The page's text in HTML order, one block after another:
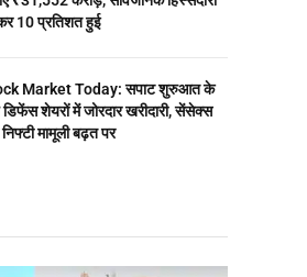
10 प्रतिशत हुई
Market Today: सपाट शुरुआत के
डिफेंस शेयरों में जोरदार खरीदारी, सेंसेक्स
मामूली बढ़त पर